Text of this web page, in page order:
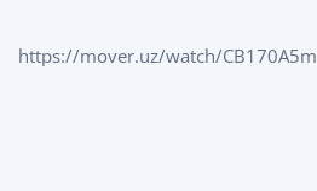
https://mover.uz/watch/CB170A5m